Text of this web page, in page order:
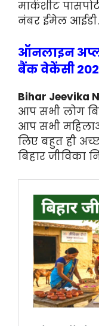
मार्कशीट
नंबर ईमेल
ऑनलाइन
बैंक वेकेंसी
Bihar Jeevika
आप सभी लोग
आप सभी
लिए बहुत ही
बिहार जीविका